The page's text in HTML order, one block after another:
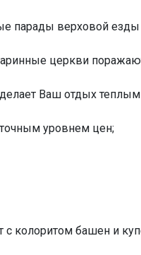
парады верховой
церкви
Ваш отдых
уровнем цен;
с колоритом башен и